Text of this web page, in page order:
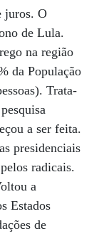
juros. O
de Lula.
na região
da População
Trata-
a ser feita.
presidenciais
radicais.
a
Estados
de